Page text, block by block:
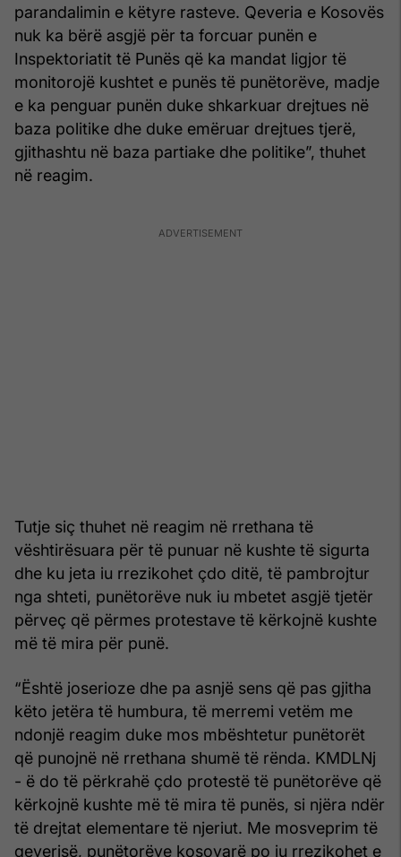
parandalimin e këtyre rasteve. Qeveria e Kosovës
nuk ka bërë asgjë për ta forcuar punën e
Inspektoriatit të Punës që ka mandat ligjor të
monitorojë kushtet e punës të punëtorëve, madje
e ka penguar punën duke shkarkuar drejtues në
baza politike dhe duke emëruar drejtues tjerë,
gjithashtu në baza partiake dhe politike”, thuhet
në reagim.
Tutje siç thuhet në reagim në rrethana të
vështirësuara për të punuar në kushte të sigurta
dhe ku jeta iu rrezikohet çdo ditë, të pambrojtur
nga shteti, punëtorëve nuk iu mbetet asgjë tjetër
përveç që përmes protestave të kërkojnë kushte
më të mira për punë.
“Është joserioze dhe pa asnjë sens që pas gjitha
këto jetëra të humbura, të merremi vetëm me
ndonjë reagim duke mos mbështetur punëtorët
që punojnë në rrethana shumë të rënda. KMDLNj
- ë do të përkrahë çdo protestë të punëtorëve që
kërkojnë kushte më të mira të punës, si njëra ndër
të drejtat elementare të njeriut. Me mosveprim të
qeverisë, punëtorëve kosovarë po iu rrezikohet e